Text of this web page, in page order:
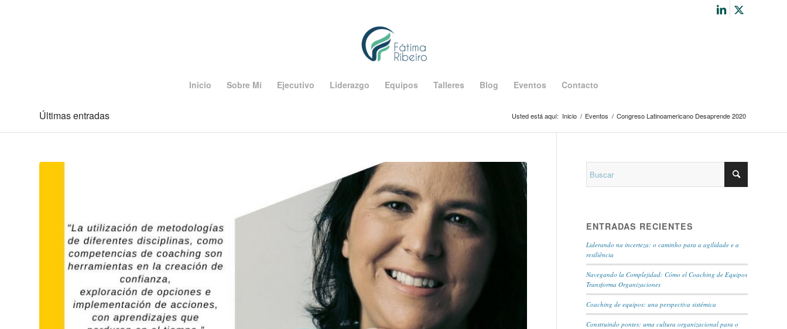
Inicio Sobre Mí Ejecutivo Liderazgo Equipos Talleres Blog Eventos Contacto
Últimas entradas Usted está aquí: Inicio / Eventos / Congreso Latinoamericano Desaprende 2020
ENTRADAS RECIENTES
Liderando na incerteza: o caminho para a agilidade e a
resiliência
Navegando la Complejidad: Cómo el Coaching de Equipos
Transforma Organizaciones
Coaching de equipos: una perspectiva sistémica
Construindo pontes: uma cultura organizacional para o